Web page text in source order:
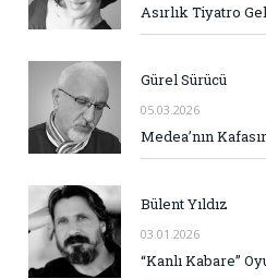
Asırlık Tiyatro
Gürel Sürücü
05.03.2026
Medea’nın
Bülent Yıldız
03.01.2026
“Kanlı Kabare”